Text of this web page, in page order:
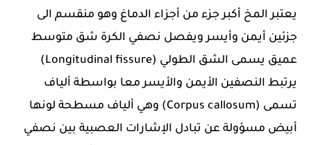
يعتبر المخ أكبر جزء من أجزاء الدماغ وهو منقسم الى
جزئين أيمن وأيسر ويفصل نصفي الكرة شق متوسط
عميق يسمى الشق الطولي (
Longitudinal fissure
)
يرتبط النصفين الأيمن والأيسر معا بواسطة ألياف
تسمى (
Corpus callosum
) وهي ألياف مسطحة لونها
أبيض مسؤولة عن تبادل الإشارات العصبية بين نصفي